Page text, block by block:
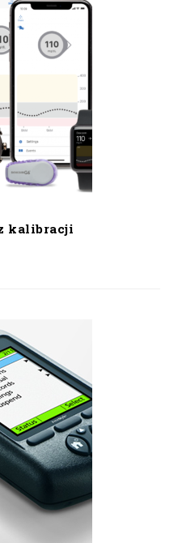
kalibracji